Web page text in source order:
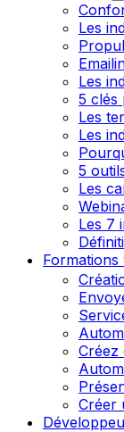
Les
Les
5 clés
Les
Les
5
Les
Les 7
Formations
Créez
Créer